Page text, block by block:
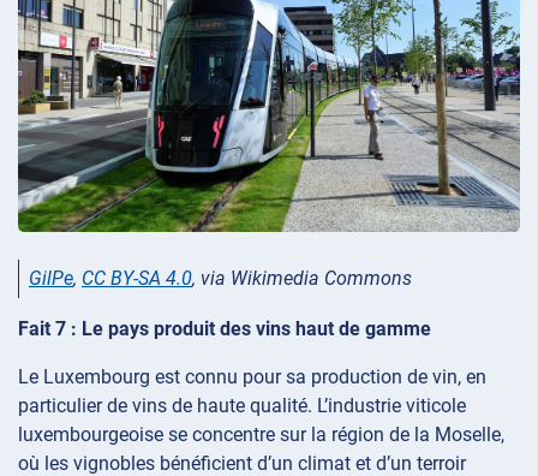
GilPe, CC BY-SA 4.0, via Wikimedia Commons
Fait 7 : Le pays produit des vins haut de gamme
Le Luxembourg est connu pour sa production de vin, en
particulier de vins de haute qualité. L’industrie viticole
luxembourgeoise se concentre sur la région de la Moselle,
où les vignobles bénéficient d’un climat et d’un terroir